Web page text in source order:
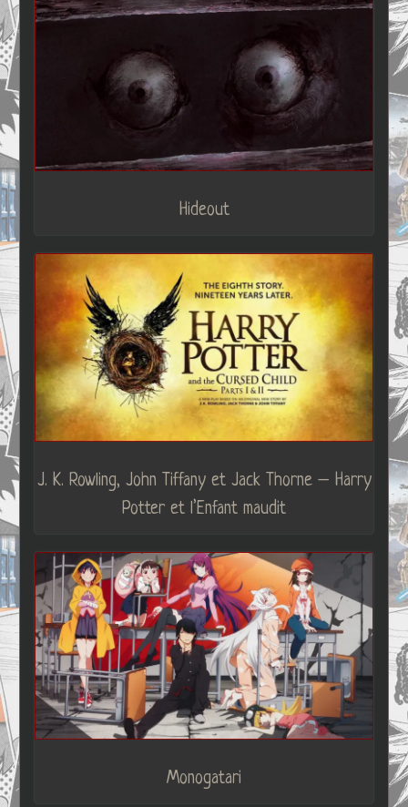
Hideout
J. K. Rowling, John Tiffany et Jack Thorne – Harry
Potter et l’Enfant maudit
Monogatari